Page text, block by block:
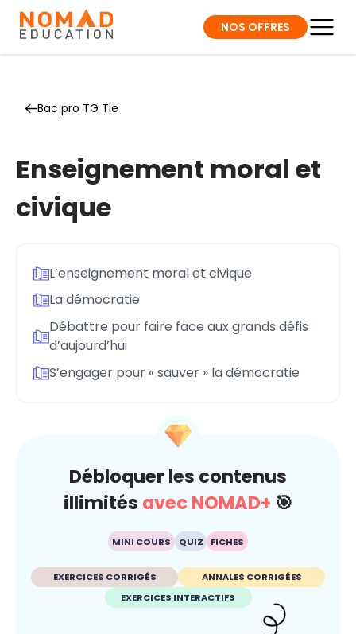
NOS OFFRES
Bac pro TG Tle
Enseignement moral et
civique
L’enseignement moral et civique
La démocratie
Débattre pour faire face aux grands défis
d’aujourd’hui
S’engager pour « sauver » la démocratie
Débloquer les contenus
illimités avec NOMAD+ 🎯
MINI COURS QUIZ FICHES
EXERCICES CORRIGÉS
ANNALES CORRIGÉES
EXERCICES INTERACTIFS